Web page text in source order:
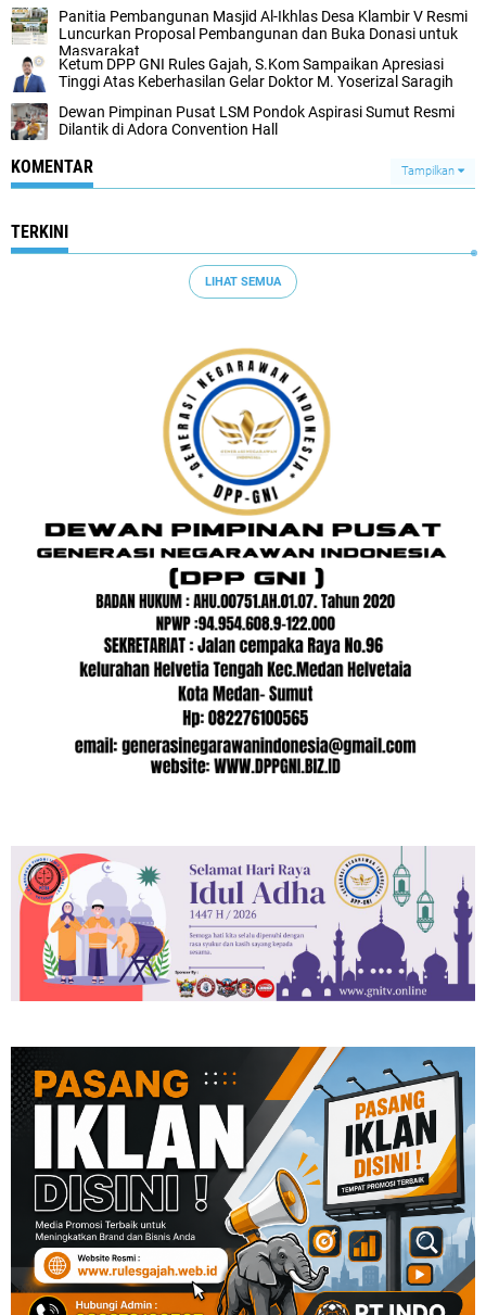
Panitia Pembangunan Masjid Al-Ikhlas Desa Klambir V Resmi
Luncurkan Proposal Pembangunan dan Buka Donasi untuk
Masyarakat
Ketum DPP GNI Rules Gajah, S.Kom Sampaikan Apresiasi
Tinggi Atas Keberhasilan Gelar Doktor M. Yoserizal Saragih
Dewan Pimpinan Pusat LSM Pondok Aspirasi Sumut Resmi
Dilantik di Adora Convention Hall
KOMENTAR Tampilkan
TERKINI
LIHAT SEMUA